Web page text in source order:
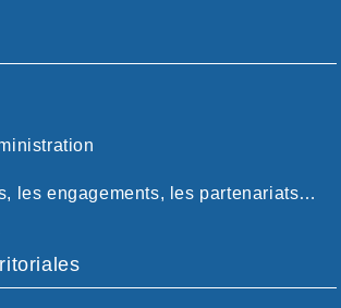
les engagements, les partenariats…